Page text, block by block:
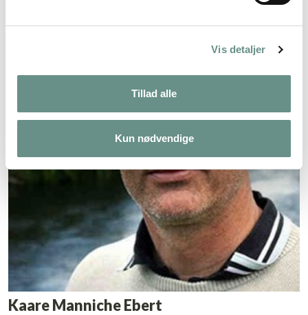
Vis detaljer
Tillad alle
Kun nødvendige
Kaare Manniche Ebert